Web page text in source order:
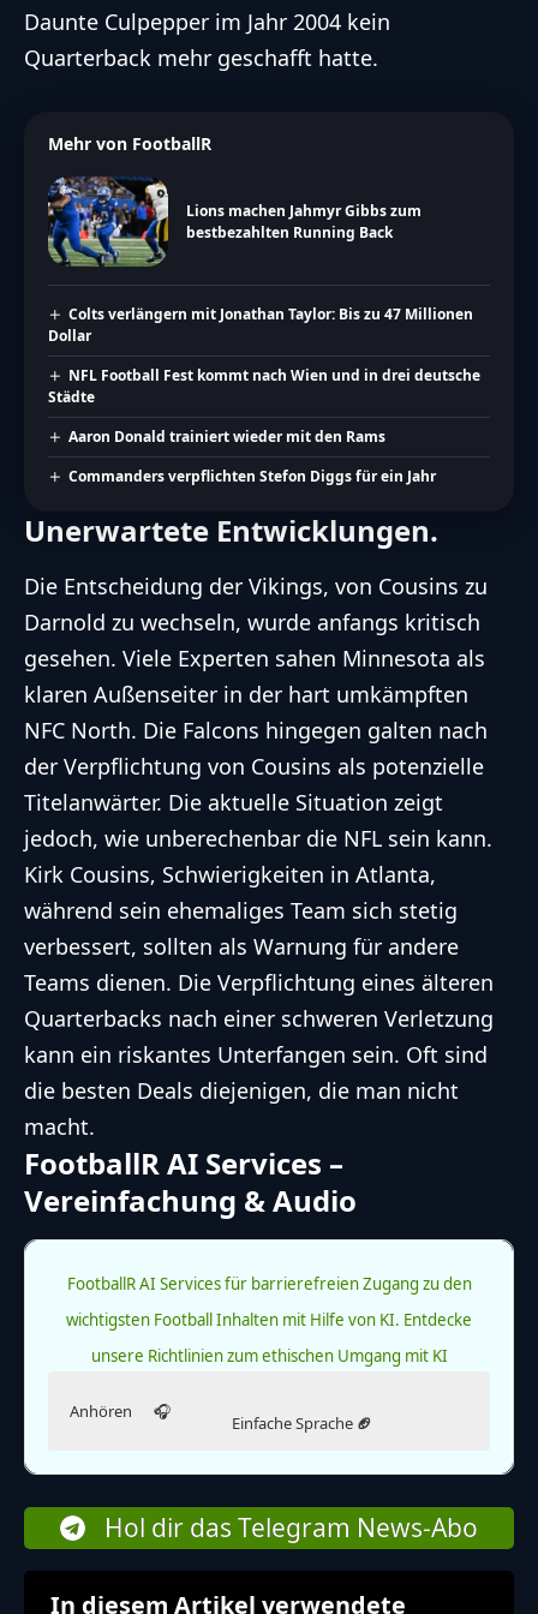
Daunte Culpepper im Jahr 2004 kein
Quarterback mehr geschafft hatte.
Mehr von FootballR
Lions machen Jahmyr Gibbs zum
bestbezahlten Running Back
Colts verlängern mit Jonathan Taylor: Bis zu 47 Millionen
Dollar
NFL Football Fest kommt nach Wien und in drei deutsche
Städte
Aaron Donald trainiert wieder mit den Rams
Commanders verpflichten Stefon Diggs für ein Jahr
Unerwartete Entwicklungen.
Die Entscheidung der Vikings, von Cousins zu
Darnold zu wechseln, wurde anfangs kritisch
gesehen. Viele Experten sahen Minnesota als
klaren Außenseiter in der hart umkämpften
NFC North. Die Falcons hingegen galten nach
der Verpflichtung von Cousins als potenzielle
Titelanwärter. Die aktuelle Situation zeigt
jedoch, wie unberechenbar die NFL sein kann.
Kirk Cousins‚ Schwierigkeiten in Atlanta,
während sein ehemaliges Team sich stetig
verbessert, sollten als Warnung für andere
Teams dienen. Die Verpflichtung eines älteren
Quarterbacks nach einer schweren Verletzung
kann ein riskantes Unterfangen sein. Oft sind
die besten Deals diejenigen, die man nicht
macht.
FootballR AI Services –
Vereinfachung & Audio
FootballR AI Services für barrierefreien Zugang zu den
wichtigsten Football Inhalten mit Hilfe von KI. Entdecke
unsere Richtlinien zum ethischen Umgang mit KI
Anhören 🎧
Einfache Sprache 🏈
Hinweis
Kirk Cousins kehrt nach Minnesota zurück
Kirk Cousins spielte früher für die Minnesota Vikings.
Jetzt spielt er für die Atlanta Falcons. Am Sonntag kam
er zurück nach Minnesota.
Hol dir das Telegram News-Abo
In diesem Artikel verwendete